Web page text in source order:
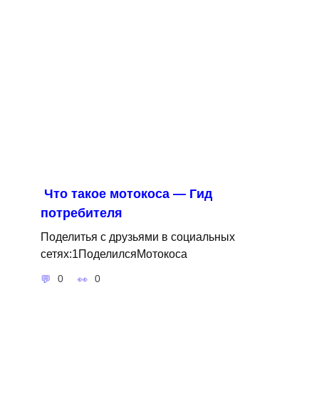
Что такое мотокоса — Гид
потребителя
Поделитья с друзьями в социальных
сетях:1ПоделилсяМотокоса
0 0